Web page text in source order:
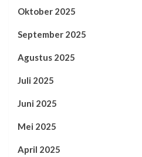
Oktober 2025
September 2025
Agustus 2025
Juli 2025
Juni 2025
Mei 2025
April 2025